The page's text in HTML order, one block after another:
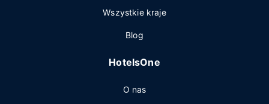
Wszystkie kraje
Blog
HotelsOne
O nas